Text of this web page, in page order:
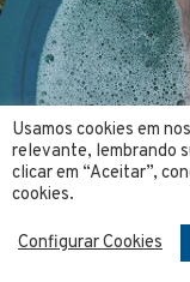
Usamos cookies em
relevante, lembrando
clicar em “Aceitar”,
cookies.
Configurar Cookies